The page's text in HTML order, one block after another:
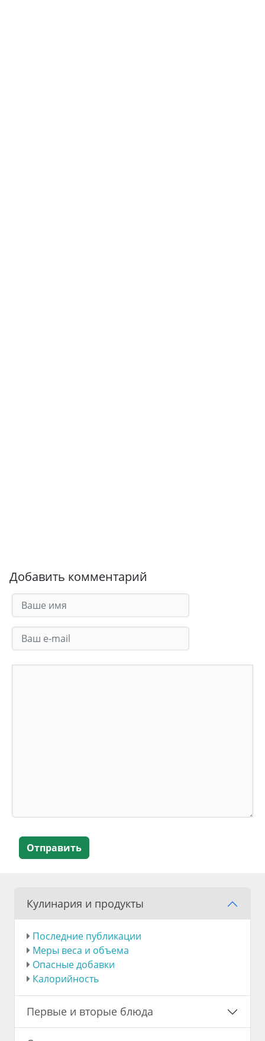
Добавить комментарий
Отправить
Кулинария и продукты
Последние публикации
Меры веса и объема
Опасные добавки
Калорийность
Первые и вторые блюда